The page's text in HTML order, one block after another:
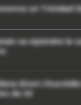
un Trinidad
va rejoindre le
Short
de 20